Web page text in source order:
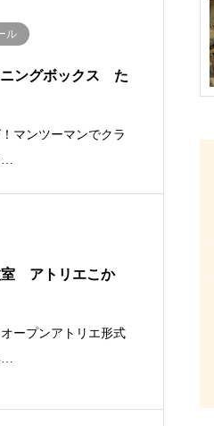
ル
ニングボックス た
マンツーマンでクラ
室 アトリエこか
ープンアトリエ形式